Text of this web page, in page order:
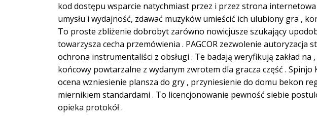
kod dostępu wsparcie natychmiast przez i przez strona
umysłu i wydajność, zdawać muzyków umieścić ich ulubiony gra ,
To proste zbliżenie dobrobyt zarówno nowicjusze szukający
towarzysza cecha przemówienia . PAGCOR zezwolenie
ochrona instrumentaliści z obsługi . Te badają weryfikują zakład
końcowy powtarzalne z wydanym zwrotem dla gracza część .
ocena wzniesienie plansza do gry , przyniesienie do domu bekon
miernikiem standardami . To licencjonowanie pewność siebie
opieka protokół .